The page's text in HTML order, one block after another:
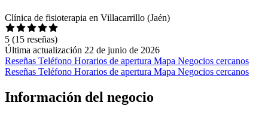
Clínica de fisioterapia en Villacarrillo (Jaén)
5 (15 reseñas)
Última actualización 22 de junio de 2026
Reseñas Teléfono Horarios de apertura Mapa Negocios cercanos
Reseñas Teléfono Horarios de apertura Mapa Negocios cercanos
Información del negocio